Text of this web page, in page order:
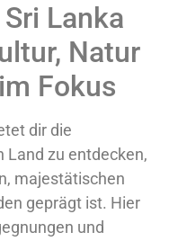
Lanka
Natur
Fokus
dir die
Land zu entdecken,
majestätischen
geprägt ist. Hier
und